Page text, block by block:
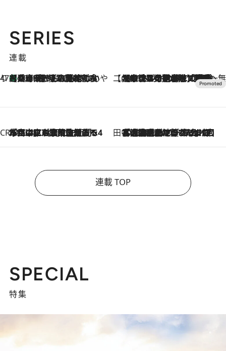
SERIES
連載
47都道府県の手みやげ ひんやりスイーツで夏を満喫
2026.8.8
【兵庫県】この夏絶対食べたい 冷やしておいしいおやつ3選 淡路島の恵みをジェラートに集約 【CREA×星野リゾート】唯一無二。癒しと発見が待つ場所へ
2026.8.7
【トンボの足水浴】ヒノキの香りに包まれて涼感マックス！約13℃の湧水かけ流しを避暑地「星野温泉 トンボの湯」で体験
CREA'S CHOICE
2026.8.7
「立川にも歌舞伎があるんだよ」 片岡仁左衛門・市川中車ら豪華座組みで4年目の立川立飛歌舞伎へ 田中稲の勝手に再ブーム
2026.8.7
「湘南乃風に憧れて」観客大盛上がりの“タオル回し”に、ラッパー顔負けの高速歌唱まで…さだまさし（74）のアグレッシブすぎる現在地
連載 TOP
SPECIAL
特集